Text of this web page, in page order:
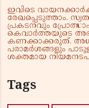
ഇവിടെ
രേഖപ്പെടുത്താം.
പ്രകടനവും
കെവാർത്തയുടെ
കണക്കാക്കരുത്.
പരാമർശങ്ങളും
ശക്തമായ
Tags